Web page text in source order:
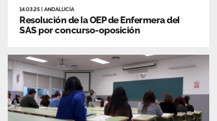
14.03.25 ANDALUCÍA
Resolución de la OEP de Enfermera del
SAS por concurso-oposición